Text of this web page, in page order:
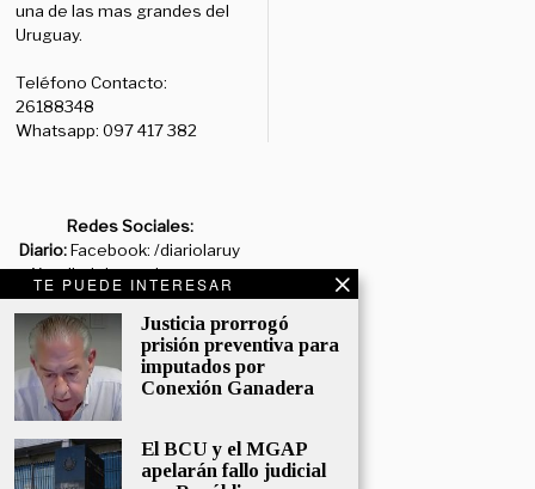
TE PUEDE INTERESAR
Justicia prorrogó
prisión preventiva para
imputados por
Conexión Ganadera
El BCU y el MGAP
apelarán fallo judicial
una de las mas grandes del
Uruguay.
Teléfono Contacto:
26188348
Whatsapp: 097 417 382
Redes Sociales:
Diario:Facebook: /diariolaruy
- X: @diariolaruy - Instagram:
@diariolar_uy
Departamento Comercial:
comercial@grupormultimedio.com
Departamento de Avisos:
avisos@grupormultimedio.com